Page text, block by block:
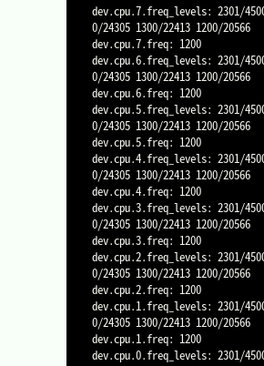
dev.cpu.7.freq_levels: 2301/
0/24305 1300/22413 1200/20566
dev.cpu.7.freq: 1200
dev.cpu.6.freq_levels: 2301/
0/24305 1300/22413 1200/20566
dev.cpu.6.freq: 1200
dev.cpu.5.freq_levels: 2301/
0/24305 1300/22413 1200/20566
dev.cpu.5.freq: 1200
dev.cpu.4.freq_levels: 2301/
0/24305 1300/22413 1200/20566
dev.cpu.4.freq: 1200
dev.cpu.3.freq_levels: 2301/
0/24305 1300/22413 1200/20566
dev.cpu.3.freq: 1200
dev.cpu.2.freq_levels: 2301/
0/24305 1300/22413 1200/20566
dev.cpu.2.freq: 1200
dev.cpu.1.freq_levels: 2301/
0/24305 1300/22413 1200/20566
dev.cpu.1.freq: 1200
dev.cpu.0.freq_levels: 2301/